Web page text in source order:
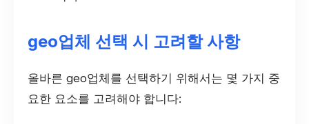
geo업체 선택 시 고려할 사항
올바른 geo업체를 선택하기 위해서는 몇 가지 중
요한 요소를 고려해야 합니다: